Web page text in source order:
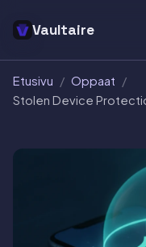
Vaultaire
Etusivu / Oppaat /
Stolen Device